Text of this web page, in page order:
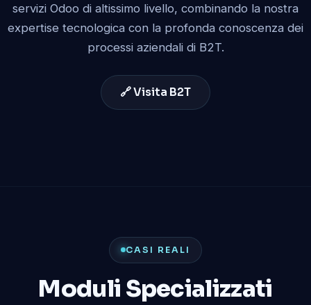
servizi Odoo di altissimo livello, combinando la nostra
expertise tecnologica con la profonda conoscenza dei
processi aziendali di B2T.
🔗 Visita B2T
CASI REALI
Moduli Specializzati